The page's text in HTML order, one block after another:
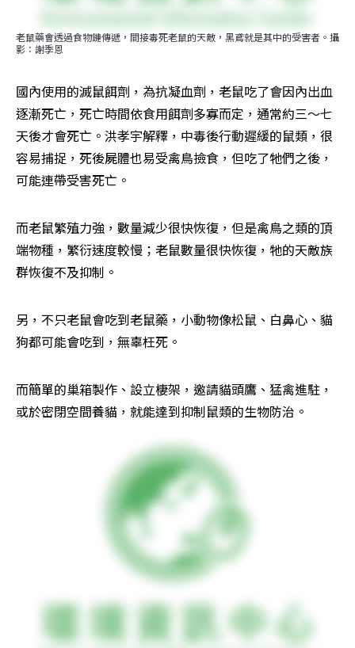
老鼠藥會透過食物鏈傳遞，間接毒死老鼠的天敵，黑鳶就是其中的受害者。攝
影：謝季恩
國內使用的滅鼠餌劑，為抗凝血劑，老鼠吃了會因內出血
逐漸死亡，死亡時間依食用餌劑多寡而定，通常約三～七
天後才會死亡。洪孝宇解釋，中毒後行動遲緩的鼠類，很
容易捕捉，死後屍體也易受禽鳥撿食，但吃了牠們之後，
可能連帶受害死亡。
而老鼠繁殖力強，數量減少很快恢復，但是禽鳥之類的頂
端物種，繁衍速度較慢；老鼠數量很快恢復，牠的天敵族
群恢復不及抑制。
另，不只老鼠會吃到老鼠藥，小動物像松鼠、白鼻心、貓
狗都可能會吃到，無辜枉死。
而簡單的巢箱製作、設立棲架，邀請貓頭鷹、猛禽進駐，
或於密閉空間養貓，就能達到抑制鼠類的生物防治。